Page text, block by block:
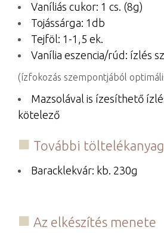
Vaníliás cukor: 1 cs. (8g)
Tojássárga: 1db
Tejföl: 1-1,5 ek.
Vanília eszencia/rúd: ízlés
(ízfokozás szempontjából
Mazsolával is ízesíthető
kötelező
További töltelékanyag
Baracklekvár: kb. 230g
Az elkészítés menete